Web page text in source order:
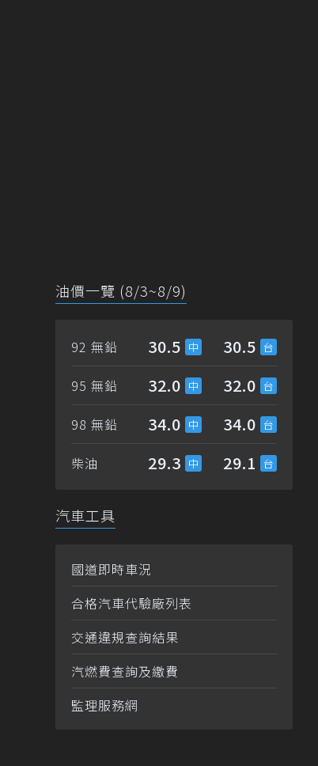
油價一覽 (8/3~8/9)
92 無鉛 30.5 30.5
95 無鉛 32.0 32.0
98 無鉛 34.0 34.0
柴油 29.3 29.1
汽車工具
國道即時車況
合格汽車代驗廠列表
交通違規查詢結果
汽燃費查詢及繳費
監理服務網